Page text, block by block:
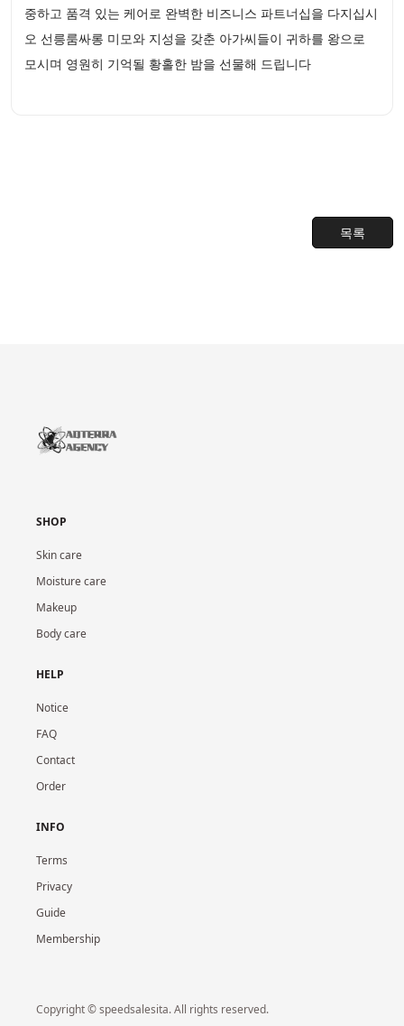
중하고 품격 있는 케어로 완벽한 비즈니스 파트너십을 다지십시
오 선릉룸싸롱 미모와 지성을 갖춘 아가씨들이 귀하를 왕으로
모시며 영원히 기억될 황홀한 밤을 선물해 드립니다
목록
SHOP
Skin care
Moisture care
Makeup
Body care
HELP
Notice
FAQ
Contact
Order
INFO
Terms
Privacy
Guide
Membership
Copyright © speedsalesita. All rights reserved.